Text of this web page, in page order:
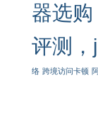
器选
评测，
络 跨境访问卡顿